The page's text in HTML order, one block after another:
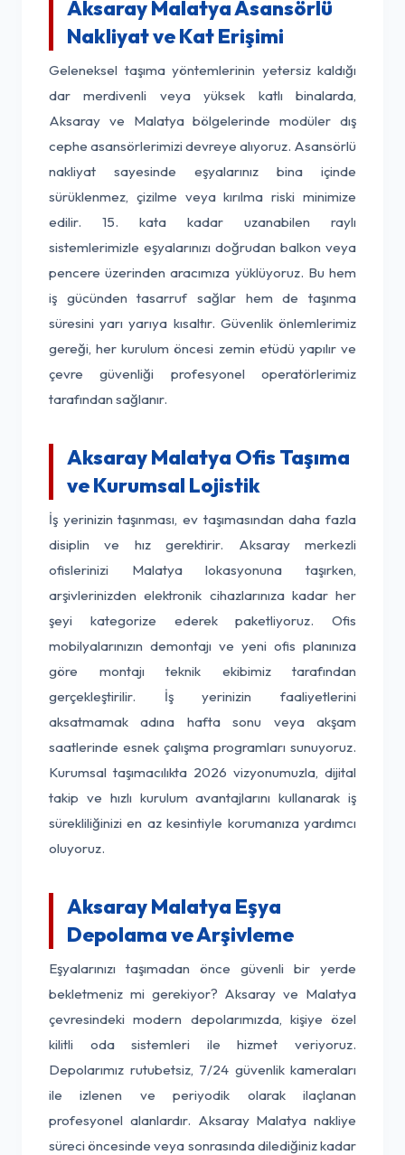
Aksaray Malatya Asansörlü
Nakliyat ve Kat Erişimi
Geleneksel taşıma yöntemlerinin yetersiz kaldığı
dar merdivenli veya yüksek katlı binalarda,
Aksaray ve Malatya bölgelerinde modüler dış
cephe asansörlerimizi devreye alıyoruz. Asansörlü
nakliyat sayesinde eşyalarınız bina içinde
sürüklenmez, çizilme veya kırılma riski minimize
edilir. 15. kata kadar uzanabilen raylı
sistemlerimizle eşyalarınızı doğrudan balkon veya
pencere üzerinden aracımıza yüklüyoruz. Bu hem
iş gücünden tasarruf sağlar hem de taşınma
süresini yarı yarıya kısaltır. Güvenlik önlemlerimiz
gereği, her kurulum öncesi zemin etüdü yapılır ve
çevre güvenliği profesyonel operatörlerimiz
tarafından sağlanır.
Aksaray Malatya Ofis Taşıma
ve Kurumsal Lojistik
İş yerinizin taşınması, ev taşımasından daha fazla
disiplin ve hız gerektirir. Aksaray merkezli
ofislerinizi Malatya lokasyonuna taşırken,
arşivlerinizden elektronik cihazlarınıza kadar her
şeyi kategorize ederek paketliyoruz. Ofis
mobilyalarınızın demontajı ve yeni ofis planınıza
göre montajı teknik ekibimiz tarafından
gerçekleştirilir. İş yerinizin faaliyetlerini
aksatmamak adına hafta sonu veya akşam
saatlerinde esnek çalışma programları sunuyoruz.
Kurumsal taşımacılıkta 2026 vizyonumuzla, dijital
takip ve hızlı kurulum avantajlarını kullanarak iş
sürekliliğinizi en az kesintiyle korumanıza yardımcı
oluyoruz.
Aksaray Malatya Eşya
Depolama ve Arşivleme
Eşyalarınızı taşımadan önce güvenli bir yerde
bekletmeniz mi gerekiyor? Aksaray ve Malatya
çevresindeki modern depolarımızda, kişiye özel
kilitli oda sistemleri ile hizmet veriyoruz.
Depolarımız rutubetsiz, 7/24 güvenlik kameraları
ile izlenen ve periyodik olarak ilaçlanan
profesyonel alanlardır. Aksaray Malatya nakliye
süreci öncesinde veya sonrasında dilediğiniz kadar